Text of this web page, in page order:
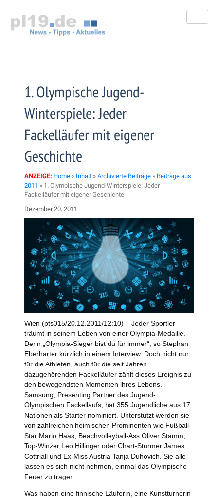
springen
1. Olympische Jugend-
Winterspiele: Jeder
Fackelläufer mit eigener
Geschichte
ANZEIGE: Home » Inhalt » Archivierte Beiträge » Beiträge aus
2011 » 1. Olympische Jugend-Winterspiele: Jeder
Fackelläufer mit eigener Geschichte
Dezember 20, 2011
Wien (pts015/20.12.2011/12:10) – Jeder Sportler
träumt in seinem Leben von einer Olympia-Medaille.
Denn „Olympia-Sieger bist du für immer“, so Stephan
Eberharter kürzlich in einem Interview. Doch nicht nur
für die Athleten, auch für die seit Jahren
dazugehörenden Fackelläufer zählt dieses Ereignis zu
den bewegendsten Momenten ihres Lebens.
Samsung, Presenting Partner des Jugend-
Olympischen Fackellaufs, hat 355 Jugendliche aus 17
Nationen als Starter nominiert. Unterstützt werden sie
von zahlreichen heimischen Prominenten wie Fußball-
Star Mario Haas, Beachvolleyball-Ass Oliver Stamm,
Top-Winzer Leo Hillinger oder Chart-Stürmer James
Cottriall und Ex-Miss Austria Tanja Duhovich. Sie alle
lassen es sich nicht nehmen, einmal das Olympische
Feuer zu tragen.
Was haben eine finnische Läuferin, eine Kunstturnerin